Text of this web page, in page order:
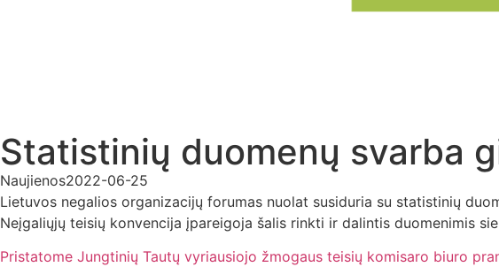
Statistinių duomenų svarba
Naujienos2022-06-25
Lietuvos negalios organizacijų forumas nuolat susiduria su statistinių
Neįgaliųjų teisių konvencija įpareigoja šalis rinkti ir dalintis duomenimis
Pristatome Jungtinių Tautų vyriausiojo žmogaus teisių komisaro biuro